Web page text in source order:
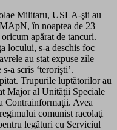
Militaru, USLA-şii au
în noaptea de 23
apărat de tancuri.
locului, s-a deschis foc
au stat expuse zile
a scris ‘terorişti’.
Trupurile luptătorilor au
Major al Unităţii Speciale
Contrainformaţii. Avea
comunist racolaţi
legături cu Serviciul